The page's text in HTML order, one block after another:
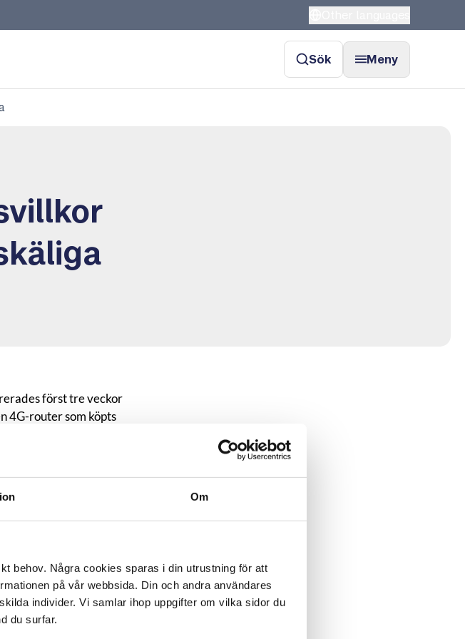
Om
behov. Några cookies sparas i din utrustning för att
på vår webbsida. Din och andra användares
individer. Vi samlar ihop uppgifter om vilka sidor du
du surfar.
Sök Meny
först tre veckor
4G-router som köpts
i tid och att ett
den skada som
skapade en
konsumenten inte
följdskada.
största vikt för att en
att det därför var
ARN ansåg att
vid